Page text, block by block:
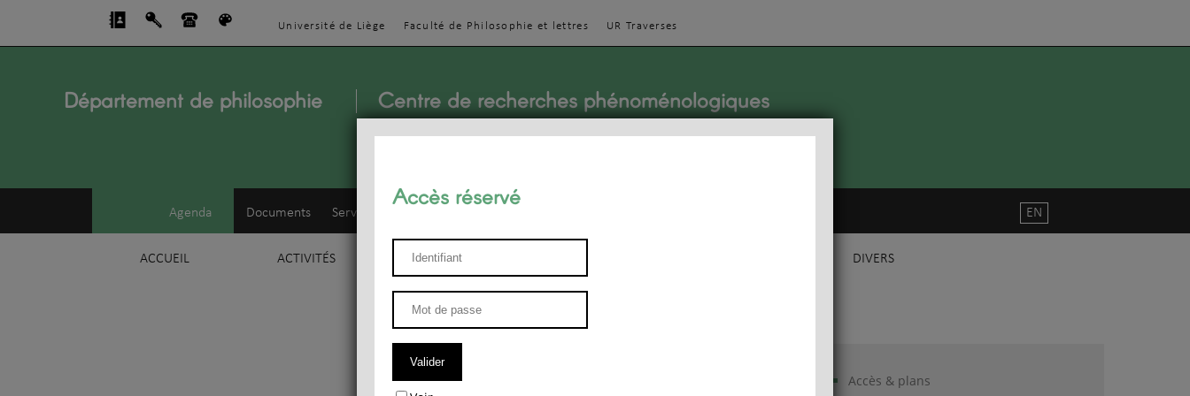
Université de Liège Faculté de Philosophie et lettres UR Traverses
Département de philosophie Centre de recherches phénoménologiques
Agenda Documents Service d'esthétique
ACCUEIL ACTIVITÉS ENSEIGNEMENT DIVERS
EN
Accès & plans
Accès réservé